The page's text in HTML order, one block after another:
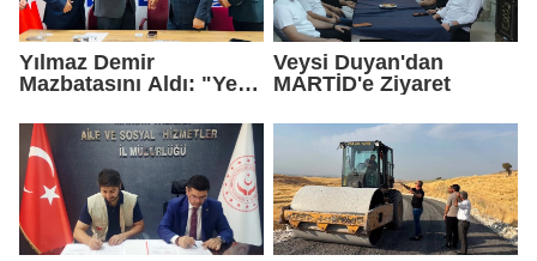
Yılmaz Demir
Mazbatasını Aldı: "Yeni
Geldik"
Veysi Duyan'dan
MARTİD'e Ziyaret